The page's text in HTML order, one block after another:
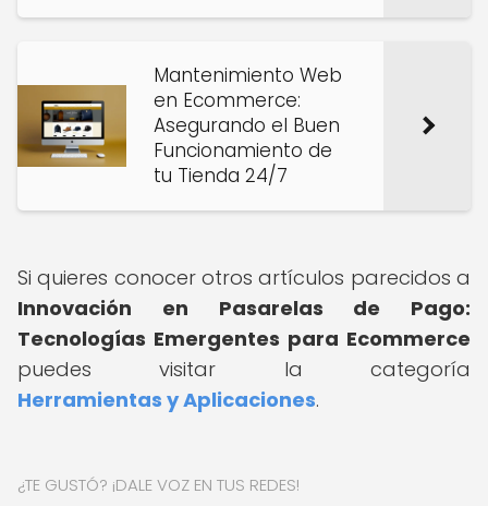
Mantenimiento Web
en Ecommerce:
Asegurando el Buen
Funcionamiento de
tu Tienda 24/7
Si quieres conocer otros artículos parecidos a
Innovación en Pasarelas de Pago:
Tecnologías Emergentes para Ecommerce
puedes visitar la categoría
Herramientas y Aplicaciones.
¿TE GUSTÓ? ¡DALE VOZ EN TUS REDES!